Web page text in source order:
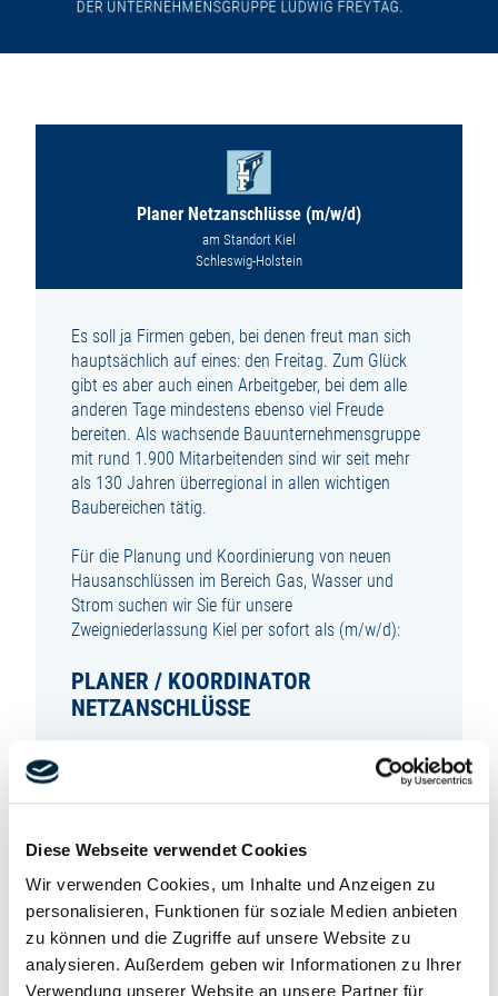
Diese Webseite verwendet Cookies
Wir verwenden Cookies, um Inhalte und Anzeigen zu
personalisieren, Funktionen für soziale Medien anbieten
zu können und die Zugriffe auf unsere Website zu
analysieren. Außerdem geben wir Informationen zu Ihrer
Verwendung unserer Website an unsere Partner für
Planer Netzanschlüsse (m/w/d)
am Standort Kiel
Schleswig-Holstein
Es soll ja Firmen geben, bei denen freut man sich
hauptsächlich auf eines: den Freitag. Zum Glück
gibt es aber auch einen Arbeitgeber, bei dem alle
anderen Tage mindestens ebenso viel Freude
bereiten. Als wachsende Bauunternehmensgruppe
mit rund 1.900 Mitarbeitenden sind wir seit mehr
als 130 Jahren überregional in allen wichtigen
Baubereichen tätig.
Für die Planung und Koordinierung von neuen
Hausanschlüssen im Bereich Gas, Wasser und
Strom suchen wir Sie für unsere
Zweigniederlassung Kiel per sofort als (m/w/d):
PLANER / KOORDINATOR
NETZANSCHLÜSSE
zur unbefristeten Festanstellung in Voll- oder
Planung (Trassenführung, Gebäudeeintritt) von
neuen Hauanschlüssen im Bereich Gas, Wasser
und Strom
Koordinierung und terminliche Abstimmung der
erstellten Ausführungsplanung zwischen